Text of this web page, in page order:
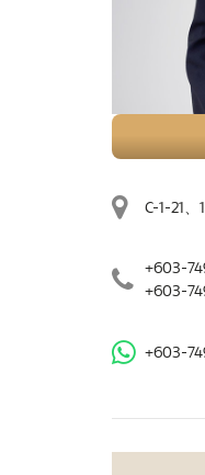
C-1-21、
+603-
+603-
+603-